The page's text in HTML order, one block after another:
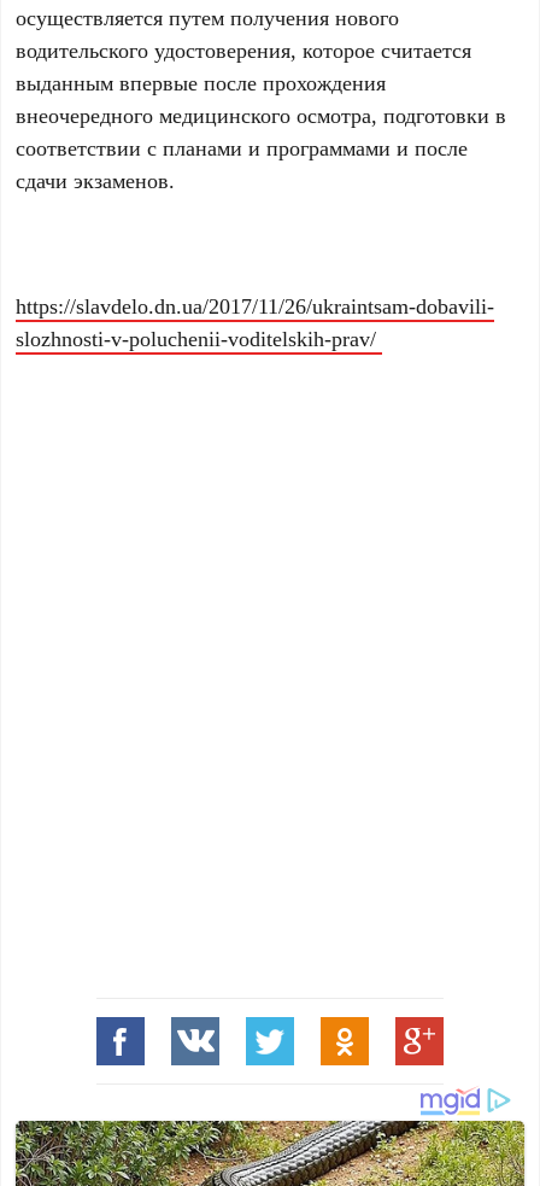
осуществляется путем получения нового
водительского удостоверения, которое считается
выданным впервые после прохождения
внеочередного медицинского осмотра, подготовки в
соответствии с планами и программами и после
сдачи экзаменов.
https://slavdelo.dn.ua/2017/11/26/ukraintsam-dobavili-
slozhnosti-v-poluchenii-voditelskih-prav/